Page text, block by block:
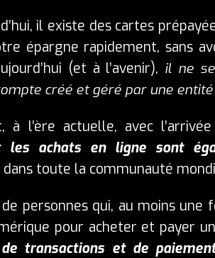
il existe des cartes
épargne rapidement, sans
(et à l’avenir), il ne
créé et géré par une
l’ère actuelle, avec
les achats en ligne sont
toute la communauté
personnes qui, au moins une
pour acheter et payer
transactions et de